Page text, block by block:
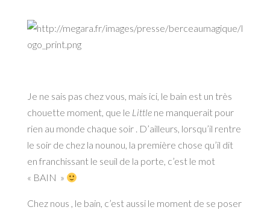
Je ne sais pas chez vous, mais ici, le bain est un très
chouette moment, que le Littlene manquerait pour
rien au monde chaque soir . D’ailleurs, lorsqu’il rentre
le soir de chez la nounou, la première chose qu’il dit
en franchissant le seuil de la porte, c’est le mot
« BAIN »
Chez nous , le bain, c’est aussi le moment de se poser